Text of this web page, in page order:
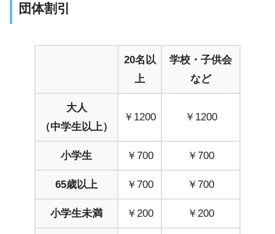
団体割引
20名以
上
学校・子供会
など
大人
（中学生以上）
￥1200 ￥1200
小学生 ￥700 ￥700
65歳以上 ￥700 ￥700
小学生未満 ￥200 ￥200